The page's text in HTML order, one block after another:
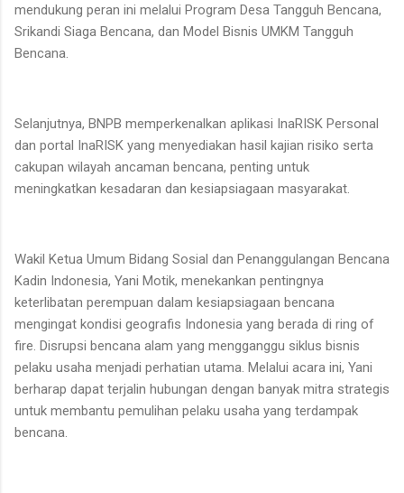
mendukung peran ini melalui Program Desa Tangguh Bencana,
Srikandi Siaga Bencana, dan Model Bisnis UMKM Tangguh
Bencana.
Selanjutnya, BNPB memperkenalkan aplikasi InaRISK Personal
dan portal InaRISK yang menyediakan hasil kajian risiko serta
cakupan wilayah ancaman bencana, penting untuk
meningkatkan kesadaran dan kesiapsiagaan masyarakat.
Wakil Ketua Umum Bidang Sosial dan Penanggulangan Bencana
Kadin Indonesia, Yani Motik, menekankan pentingnya
keterlibatan perempuan dalam kesiapsiagaan bencana
mengingat kondisi geografis Indonesia yang berada di ring of
fire. Disrupsi bencana alam yang mengganggu siklus bisnis
pelaku usaha menjadi perhatian utama. Melalui acara ini, Yani
berharap dapat terjalin hubungan dengan banyak mitra strategis
untuk membantu pemulihan pelaku usaha yang terdampak
bencana.